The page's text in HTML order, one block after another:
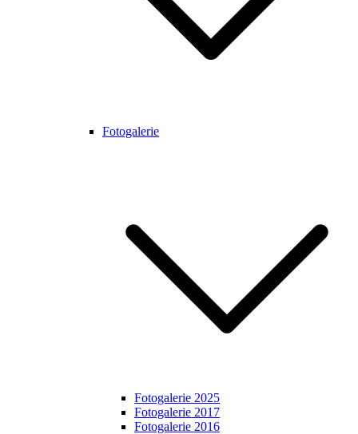
Fotogalerie
Fotogalerie 2025
Fotogalerie 2017
Fotogalerie 2016